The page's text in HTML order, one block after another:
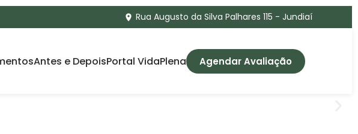
Rua Augusto da Silva Palhares 115 - Jundiaí
Antes e DepoisPortal VidaPlena Agendar Avaliação